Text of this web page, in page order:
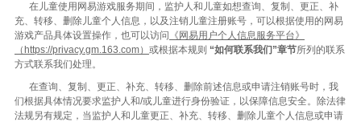
在儿童使用网易游戏服务期间，监护人和儿童如想查询、复制、更正、补
充、转移、删除儿童个人信息，以及注销儿童注册账号，可以根据使用的网易
游戏产品具体设置操作，也可以访问
《网易用户个人信息服务平台》
（https://privacy.gm.163.com） 或根据本规则 “如何联系我们”章节所列的联系
方式联系我们处理。
在查询、复制、更正、补充、转移、删除前述信息或申请注销账号时，我
们根据具体情况要求监护人和/或儿童进行身份验证，以保障信息安全。除法律
法规另有规定，当监护人和儿童更正、补充、转移、删除儿童个人信息或申请